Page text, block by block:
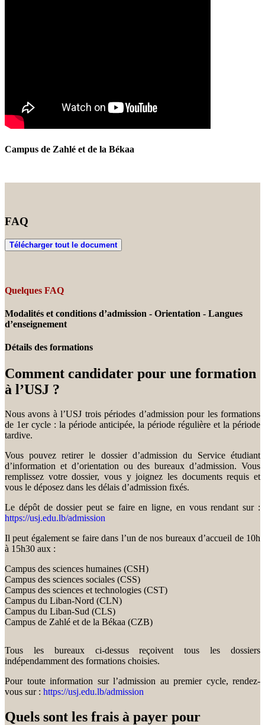
Campus de Zahlé et de la Békaa
FAQ
Télécharger tout le document
Quelques FAQ
Modalités et conditions d’admission - Orientation - Langues
d’enseignement
Détails des formations
Comment candidater pour une formation
à l’USJ ?
Nous avons à l’USJ trois périodes d’admission pour les formations
de 1er cycle : la période anticipée, la période régulière et la période
tardive.
Vous pouvez retirer le dossier d’admission du Service étudiant
d’information et d’orientation ou des bureaux d’admission. Vous
remplissez votre dossier, vous y joignez les documents requis et
vous le déposez dans les délais d’admission fixés.
Le dépôt de dossier peut se faire en ligne, en vous rendant sur :
https://usj.edu.lb/admission
Il peut également se faire dans l’un de nos bureaux d’accueil de 10h
à 15h30 aux :
Campus des sciences humaines (CSH)
Campus des sciences sociales (CSS)
Campus des sciences et technologies (CST)
Campus du Liban-Nord (CLN)
Campus du Liban-Sud (CLS)
Campus de Zahlé et de la Békaa (CZB)
Tous les bureaux ci-dessus reçoivent tous les dossiers
indépendamment des formations choisies.
Pour toute information sur l’admission au premier cycle, rendez-
vous sur : https://usj.edu.lb/admission
Quels sont les frais à payer pour